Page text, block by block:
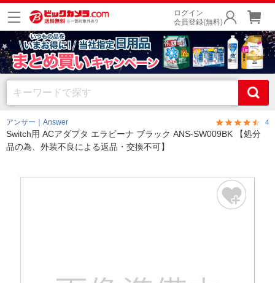
ログイン
会員登録(無料)
アンサー｜Answer 4
Switch用 ACアダプタ エラビーナ ブラック ANS-SW009BK 【処分
品の為、外装不良による返品・交換不可】